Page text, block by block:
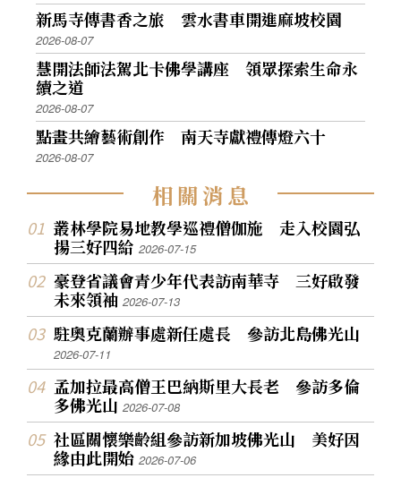
新馬寺傳書香之旅 雲水書車開進麻坡校園
2026-08-07
慧開法師法駕北卡佛學講座 領眾探索生命永
續之道
2026-08-07
點畫共繪藝術創作 南天寺獻禮傳燈六十
2026-08-07
相關消息
叢林學院易地教學巡禮僧伽施 走入校園弘
揚三好四給2026-07-15
豪登省議會青少年代表訪南華寺 三好啟發
未來領袖2026-07-13
駐奧克蘭辦事處新任處長 參訪北島佛光山
2026-07-11
孟加拉最高僧王巴納斯里大長老 參訪多倫
多佛光山2026-07-08
社區關懷樂齡組參訪新加坡佛光山 美好因
緣由此開始2026-07-06